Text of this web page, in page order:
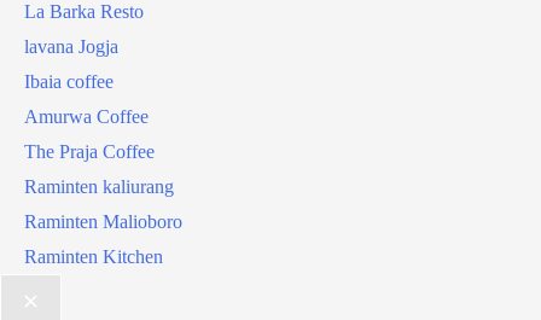
La Barka Resto
lavana Jogja
Ibaia coffee
Amurwa Coffee
The Praja Coffee
Raminten kaliurang
Raminten Malioboro
Raminten Kitchen